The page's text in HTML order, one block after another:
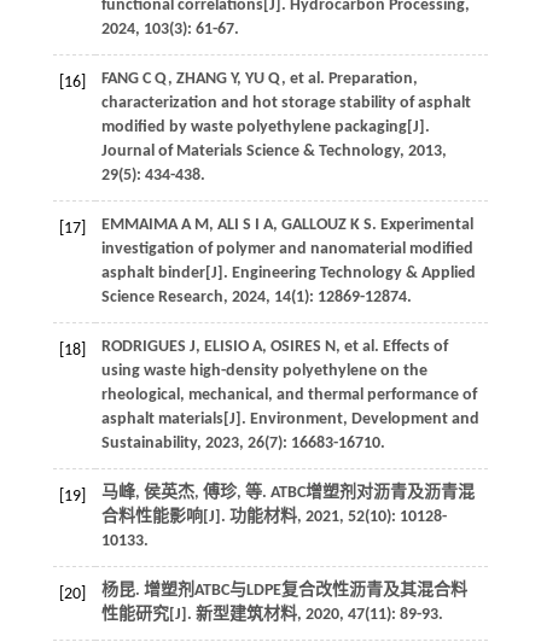
functional correlations[J]. Hydrocarbon Processing,
2024, 103(3): 61-67.
[16] FANG C Q, ZHANG Y, YU Q, et al . Preparation,
characterization and hot storage stability of asphalt
modified by waste polyethylene packaging[J].
Journal of Materials Science & Technology, 2013,
29(5): 434-438.
[17] EMMAIMA A M , ALI S I A, GALLOUZ K S. Experimental
investigation of polymer and nanomaterial modified
asphalt binder[J]. Engineering Technology & Applied
Science Research, 2024, 14(1): 12869-12874.
[18] RODRIGUES J, ELISIO A, OSIRES N , et al . Effects of
using waste high-density polyethylene on the
rheological, mechanical, and thermal performance of
asphalt materials[J]. Environment, Development and
Sustainability, 2023, 26(7): 16683-16710.
[19] 马峰, 侯英杰, 傅珍, 等. ATBC增塑剂对沥青及沥青混
合料性能影响[J]. 功能材料, 2021, 52(10): 10128-
10133.
[20]
杨昆. 增塑剂ATBC与LDPE复合改性沥青及其混合料
性能研究[J]. 新型建筑材料, 2020, 47(11): 89-93.